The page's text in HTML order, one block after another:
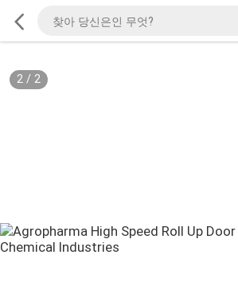
2/ 2